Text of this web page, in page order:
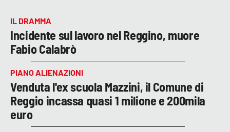
IL DRAMMA
Incidente sul lavoro nel Reggino, muore
Fabio Calabrò
PIANO ALIENAZIONI
Venduta l'ex scuola Mazzini, il Comune di
Reggio incassa quasi 1 milione e 200mila
euro